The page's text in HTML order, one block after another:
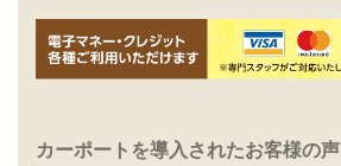
カーポートを導入されたお客様の声